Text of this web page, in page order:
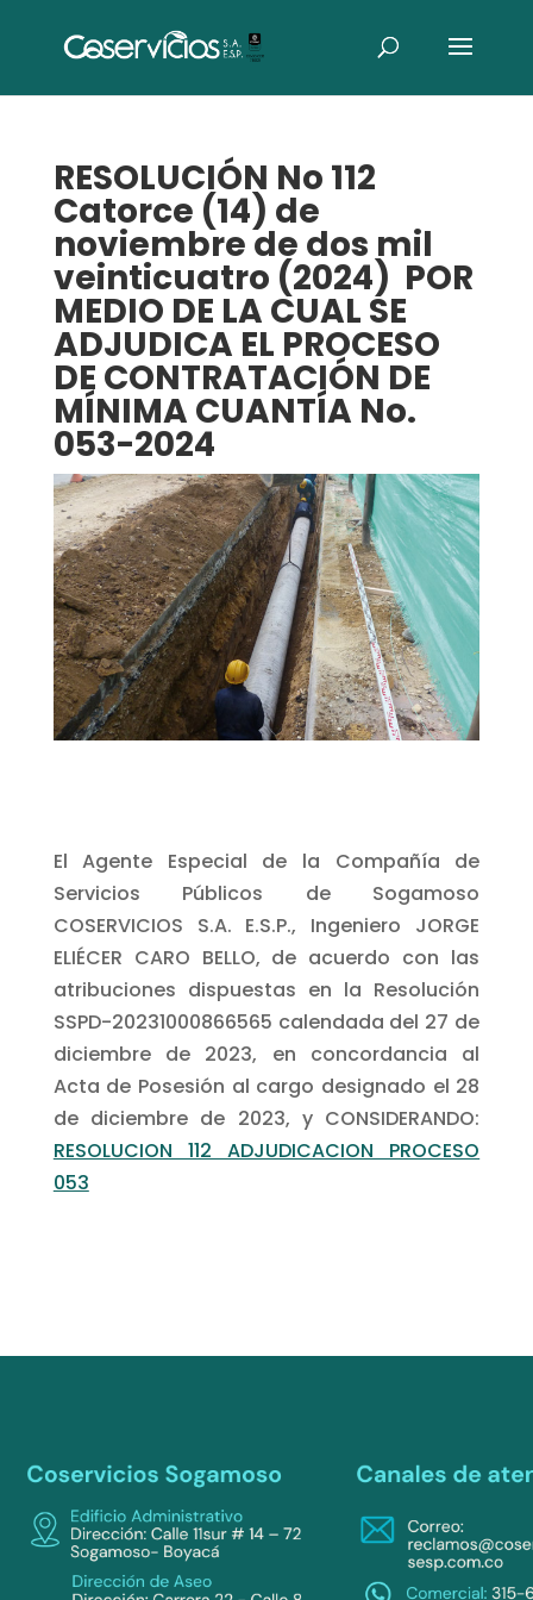
RESOLUCIÓN No 112
Catorce (14) de
noviembre de dos mil
veinticuatro (2024) POR
MEDIO DE LA CUAL SE
ADJUDICA EL PROCESO
DE CONTRATACIÓN DE
MÍNIMA CUANTÍA No.
053-2024
El Agente Especial de la Compañía de
Servicios Públicos de Sogamoso
COSERVICIOS S.A. E.S.P., Ingeniero JORGE
ELIÉCER CARO BELLO, de acuerdo con las
atribuciones dispuestas en la Resolución
SSPD-20231000866565 calendada del 27 de
diciembre de 2023, en concordancia al
Acta de Posesión al cargo designado el 28
de diciembre de 2023, y CONSIDERANDO:
RESOLUCION 112 ADJUDICACION PROCESO
053